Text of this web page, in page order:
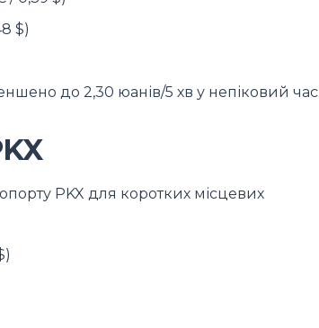
$)
до 2,30 юанів/5 хв у непіковий час
PKX для коротких місцевих